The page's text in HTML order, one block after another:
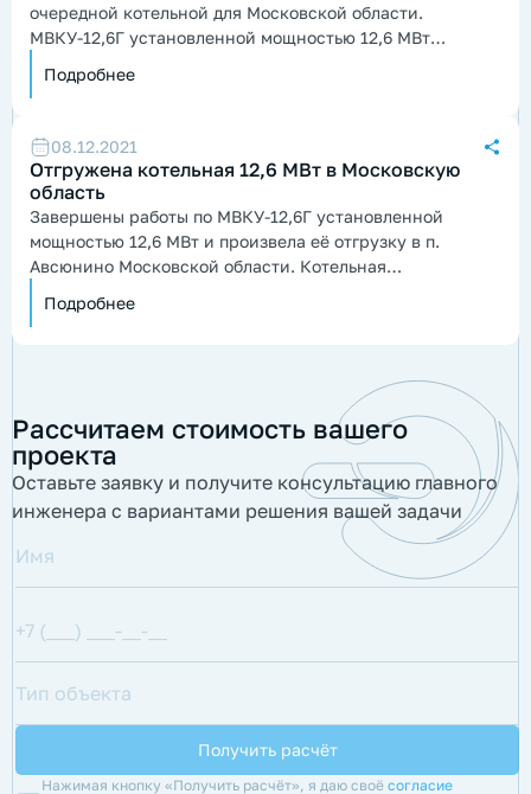
очередной котельной для Московской области.
МВКУ-12,6Г установленной мощностью 12,6 МВт
жилой застройки.
Подробнее
08.12.2021
Отгружена котельная 12,6 МВт в Московскую
область
Завершены работы по МВКУ-12,6Г установленной
мощностью 12,6 МВт и произвела её отгрузку в п.
Авсюнино Московской области. Котельная
Подробнее
Рассчитаем стоимость вашего
проекта
Оставьте заявку и получите консультацию главного
инженера с вариантами решения вашей задачи
Нажимая кнопку «Получить расчёт», я даю своё согласие